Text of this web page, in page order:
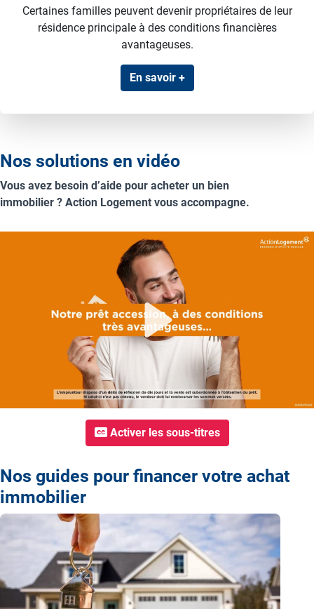
Certaines familles peuvent devenir propriétaires de leur
résidence principale à des conditions financières
avantageuses.
En savoir +
Nos solutions en vidéo
Vous avez besoin d’aide pour acheter un bien
immobilier ? Action Logement vous accompagne.
Activer les sous-titres
Nos guides pour financer votre achat
immobilier